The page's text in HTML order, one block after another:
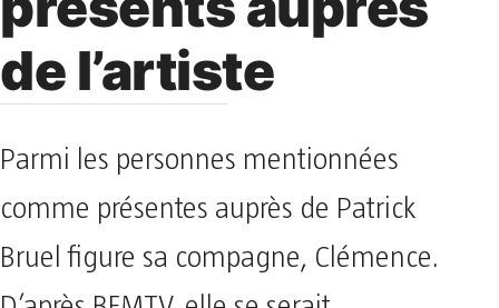
de l’artiste
Parmi les personnes mentionnées
comme présentes auprès de Patrick
Bruel figure sa compagne, Clémence.